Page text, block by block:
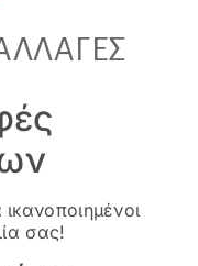
σας!